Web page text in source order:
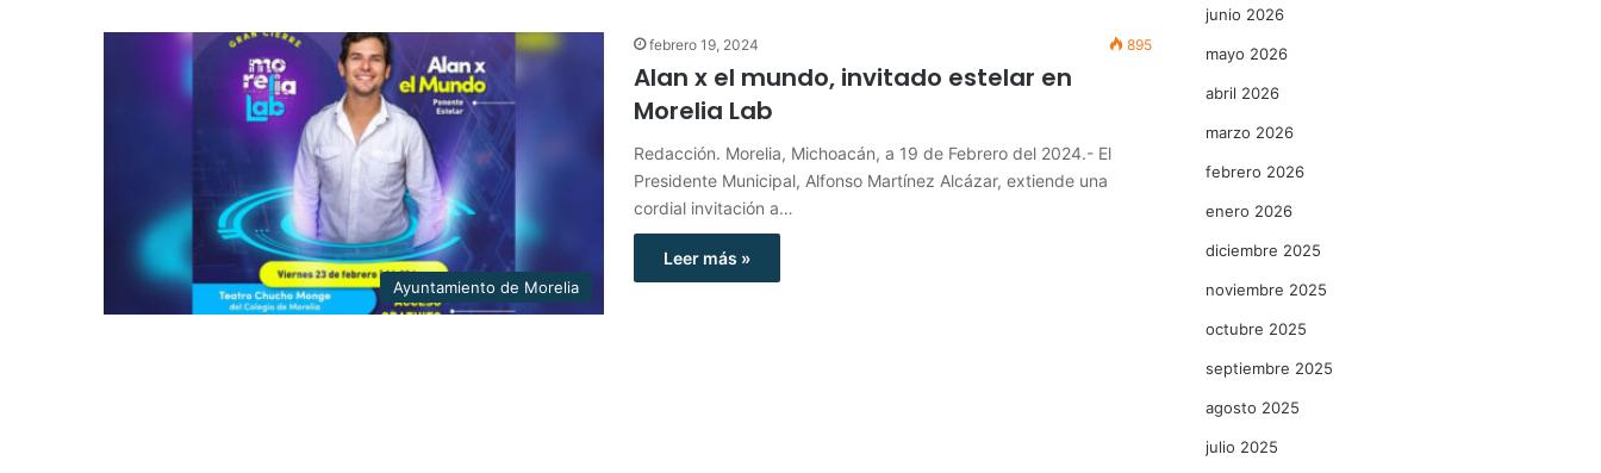
Ayuntamiento de Morelia
febrero 19, 2024 895
Alan x el mundo, invitado estelar en
Morelia Lab
Redacción. Morelia, Michoacán, a 19 de Febrero del 2024.- El
Presidente Municipal, Alfonso Martínez Alcázar, extiende una
cordial invitación a…
Leer más »
junio 2026
mayo 2026
abril 2026
marzo 2026
febrero 2026
enero 2026
diciembre 2025
noviembre 2025
octubre 2025
septiembre 2025
agosto 2025
julio 2025